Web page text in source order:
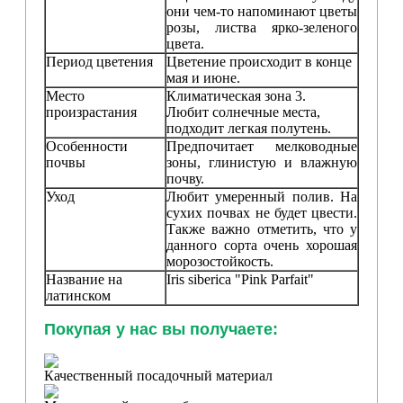
они чем-то напоминают цветы
розы, листва ярко-зеленого
цвета.
Период цветения
Цветение происходит в конце
мая и июне.
Место
произрастания
Климатическая зона 3.
Любит солнечные места,
подходит легкая полутень.
Особенности
почвы
Предпочитает мелководные
зоны, глинистую и влажную
почву.
Уход
Любит умеренный полив. На
сухих почвах не будет цвести.
Также важно отметить, что у
данного сорта очень хорошая
морозостойкость.
Название на
латинском
Iris siberica "Pink Parfait"
Покупая у нас вы получаете:
Качественный посадочный материал